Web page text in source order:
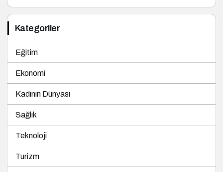
Kategoriler
Eğitim
Ekonomi
Kadının Dünyası
Sağlık
Teknoloji
Turizm